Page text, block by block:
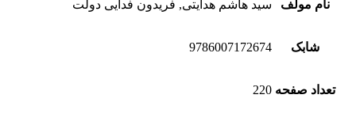
نام مولف سید هاشم هدایتی, فریدون فدایی دولت
شابک 9786007172674
تعداد صفحه 220